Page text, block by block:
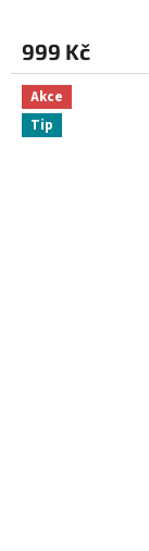
999 Kč
Akce
Tip